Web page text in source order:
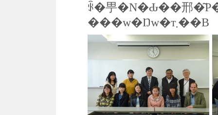
ꂩ�甼�N�Ԃ��邢
���w�Ŋw�т܂��B